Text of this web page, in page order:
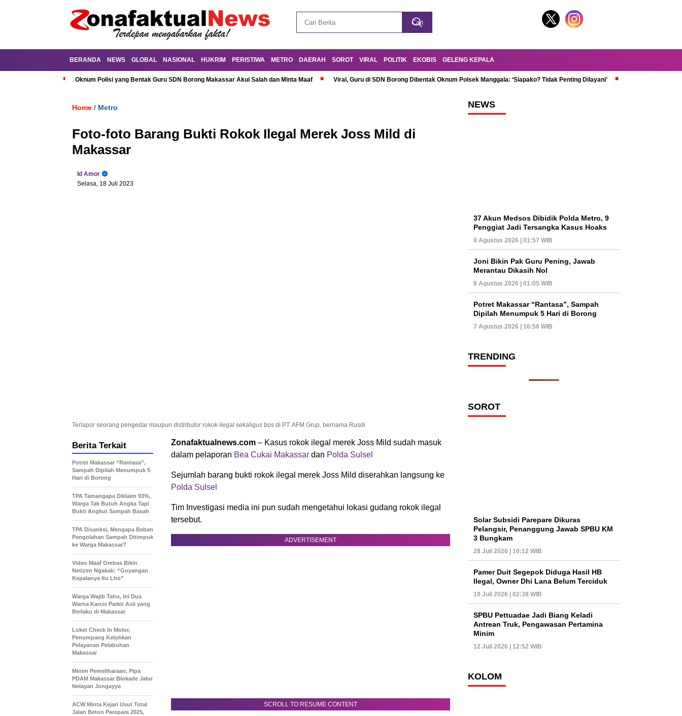
BERANDA NEWS GLOBAL NASIONAL HUKRIM PERISTIWA METRO DAERAH SOROT VIRAL POLITIK EKOBIS GELENG KEPALA
Oknum Polisi yang Bentak Guru SDN Borong Makassar Akui Salah dan Minta Maaf Viral, Guru di SDN Borong Dibentak Oknum Polsek Manggala: ‘Siapako? Tidak Penting Dilayani’
Home / Metro
Foto-foto Barang Bukti Rokok Ilegal Merek Joss Mild di
Makassar
Id Amor
Selasa, 18 Juli 2023
Terlapor seorang pengedar maupun distributor rokok ilegal sekaligus bos di PT. AFM Grup, bernama Rusdi
Zonafaktualnews.com – Kasus rokok ilegal merek Joss Mild sudah masuk
dalam pelaporan Bea Cukai Makassar dan Polda Sulsel
Sejumlah barang bukti rokok ilegal merek Joss Mild diserahkan langsung ke
Polda Sulsel
Tim Investigasi media ini pun sudah mengetahui lokasi gudang rokok ilegal
tersebut.
ADVERTISEMENT
SCROLL TO RESUME CONTENT
Berita Terkait
Potret Makassar “Rantasa”,
Sampah Dipilah Menumpuk 5
Hari di Borong
TPA Tamangapa Diklaim 93%,
Warga Tak Butuh Angka Tapi
Bukti Angkut Sampah Basah
TPA Disanksi, Mengapa Beban
Pengolahan Sampah Ditimpuk
ke Warga Makassar?
Video Maaf Ombas Bikin
Netizen Ngakak: “Goyangan
Kepalanya Itu Lho”
Warga Wajib Tahu, Ini Dua
Warna Karcis Parkir Asli yang
Berlaku di Makassar
Loket Check In Molor,
Penumpang Keluhkan
Pelayanan Pelabuhan
Makassar
Minim Pemeliharaan, Pipa
PDAM Makassar Blokade Jalur
Nelayan Jongayya
ACW Minta Kejari Usut Total
Jalan Beton Parepare 2025,
NEWS
37 Akun Medsos Dibidik Polda Metro, 9
Penggiat Jadi Tersangka Kasus Hoaks
8 Agustus 2026 | 01:57 WIB
Joni Bikin Pak Guru Pening, Jawab
Merantau Dikasih Nol
8 Agustus 2026 | 01:05 WIB
Potret Makassar “Rantasa”, Sampah
Dipilah Menumpuk 5 Hari di Borong
7 Agustus 2026 | 16:56 WIB
TRENDING
SOROT
Solar Subsidi Parepare Dikuras
Pelangsir, Penanggung Jawab SPBU KM
3 Bungkam
28 Juli 2026 | 10:12 WIB
Pamer Duit Segepok Diduga Hasil HB
Ilegal, Owner Dhi Lana Belum Terciduk
19 Juli 2026 | 02:38 WIB
SPBU Pettuadae Jadi Biang Keladi
Antrean Truk, Pengawasan Pertamina
Minim
12 Juli 2026 | 12:52 WIB
KOLOM